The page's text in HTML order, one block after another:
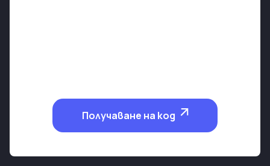
Получаване на код